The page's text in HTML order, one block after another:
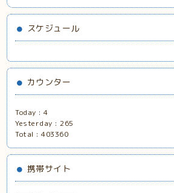
スケジュール
カウンター
Today :4
Yesterday :265
Total :403360
携帯サイト